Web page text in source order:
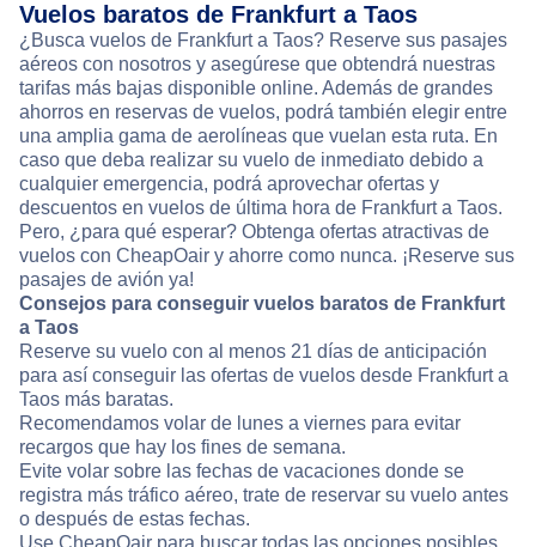
Vuelos baratos de Frankfurt a Taos
¿Busca vuelos de Frankfurt a Taos? Reserve sus pasajes
aéreos con nosotros y asegúrese que obtendrá nuestras
tarifas más bajas disponible online. Además de grandes
ahorros en reservas de vuelos, podrá también elegir entre
una amplia gama de aerolíneas que vuelan esta ruta. En
caso que deba realizar su vuelo de inmediato debido a
cualquier emergencia, podrá aprovechar ofertas y
descuentos en vuelos de última hora de Frankfurt a Taos.
Pero, ¿para qué esperar? Obtenga ofertas atractivas de
vuelos con CheapOair y ahorre como nunca. ¡Reserve sus
pasajes de avión ya!
Consejos para conseguir vuelos baratos de Frankfurt
a Taos
Reserve su vuelo con al menos 21 días de anticipación
para así conseguir las ofertas de vuelos desde Frankfurt a
Taos más baratas.
Recomendamos volar de lunes a viernes para evitar
recargos que hay los fines de semana.
Evite volar sobre las fechas de vacaciones donde se
registra más tráfico aéreo, trate de reservar su vuelo antes
o después de estas fechas.